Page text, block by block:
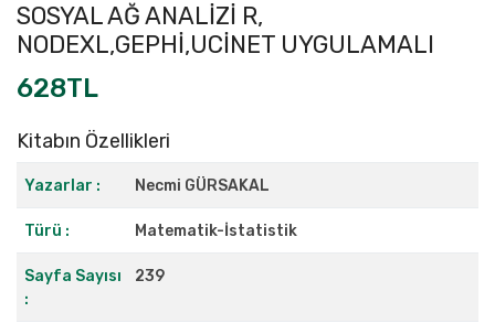
SOSYAL AĞ ANALİZİ R,
NODEXL,GEPHİ,UCİNET UYGULAMALI
628TL
Kitabın Özellikleri
Yazarlar : Necmi GÜRSAKAL
Türü : Matematik-İstatistik
Sayfa Sayısı
:
239